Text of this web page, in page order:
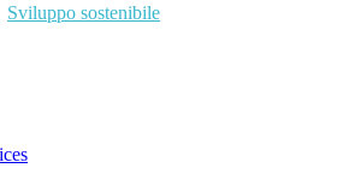
Sviluppo sostenibile